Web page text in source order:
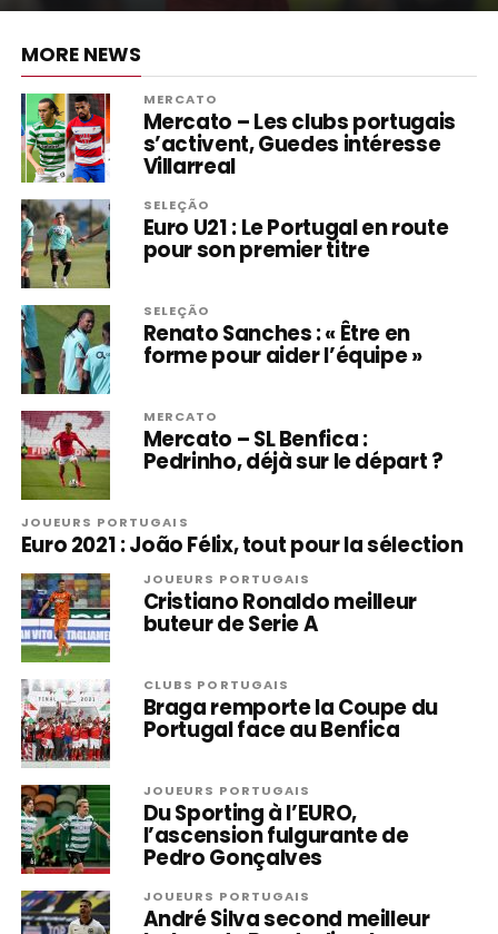
MORE NEWS
MERCATO
Mercato – Les clubs portugais
s’activent, Guedes intéresse
Villarreal
SELEÇÃO
Euro U21 : Le Portugal en route
pour son premier titre
SELEÇÃO
Renato Sanches : « Être en
forme pour aider l’équipe »
MERCATO
Mercato – SL Benfica :
Pedrinho, déjà sur le départ ?
JOUEURS PORTUGAIS
Euro 2021 : João Félix, tout pour la sélection
JOUEURS PORTUGAIS
Cristiano Ronaldo meilleur
buteur de Serie A
CLUBS PORTUGAIS
Braga remporte la Coupe du
Portugal face au Benfica
JOUEURS PORTUGAIS
Du Sporting à l’EURO,
l’ascension fulgurante de
Pedro Gonçalves
JOUEURS PORTUGAIS
André Silva second meilleur